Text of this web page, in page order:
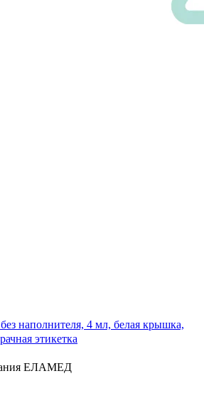
наполнителя, 4 мл, белая крышка,
этикетка
ЕЛАМЕД